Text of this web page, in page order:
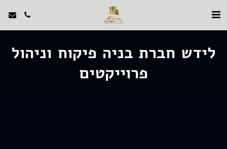
לידש חברת בניה פיקוח וניהול
פרוייקטים